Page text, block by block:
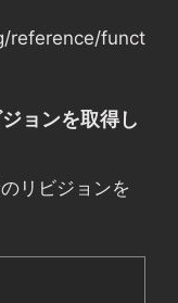
reference/funct
ョンを取得し
リビジョンを